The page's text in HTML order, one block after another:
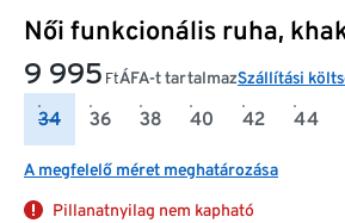
Női funkcionális ruha,
9 995 FtÁFA-t tartalmazSzállítási
34 36 38 40 42 44
A megfelelő méret meghatározása
Pillanatnyilag nem kapható